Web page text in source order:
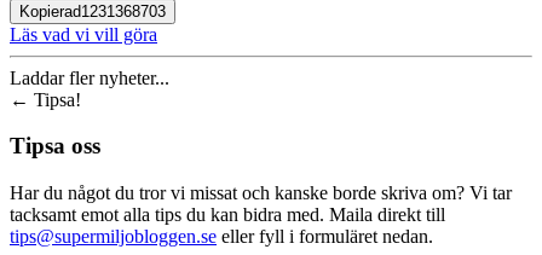
Kopierad1231368703
Läs vad vi vill göra
Laddar fler nyheter...
← Tipsa!
Tipsa oss
Har du något du tror vi missat och kanske borde skriva om? Vi tar
tacksamt emot alla tips du kan bidra med. Maila direkt till
tips@supermiljobloggen.se eller fyll i formuläret nedan.